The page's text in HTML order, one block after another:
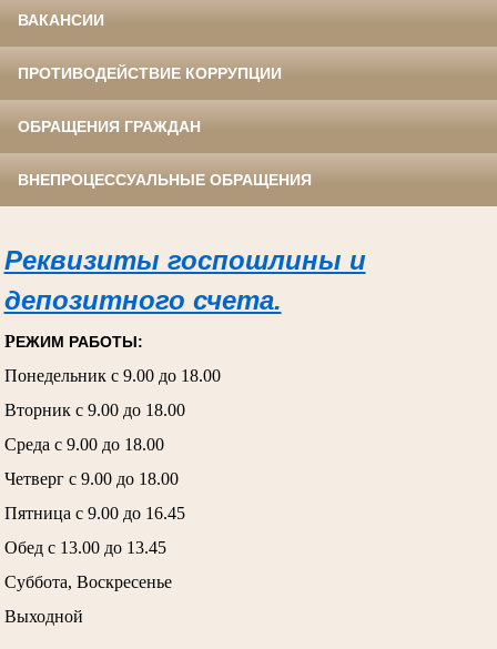
ВАКАНСИИ
ПРОТИВОДЕЙСТВИЕ КОРРУПЦИИ
ОБРАЩЕНИЯ ГРАЖДАН
ВНЕПРОЦЕССУАЛЬНЫЕ ОБРАЩЕНИЯ
Реквизиты госпошлины и
депозитного счета.
РЕЖИМ РАБОТЫ:
Понедельник с 9.00 до 18.00
Вторник с 9.00 до 18.00
Среда с 9.00 до 18.00
Четверг с 9.00 до 18.00
Пятница с 9.00 до 16.45
Обед с 13.00 до 13.45
Суббота, Воскресенье
Выходной